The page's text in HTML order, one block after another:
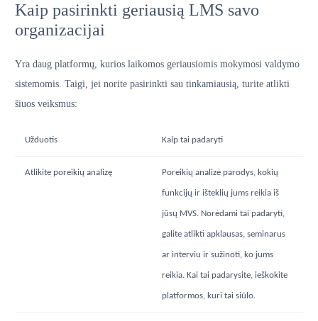
Kaip pasirinkti geriausią LMS savo
organizacijai
Yra daug platformų, kurios laikomos geriausiomis mokymosi valdymo
sistemomis. Taigi, jei norite pasirinkti sau tinkamiausią, turite atlikti
šiuos veiksmus:
Užduotis Kaip tai padaryti
Atlikite poreikių analizę Poreikių analizė parodys, kokių
funkcijų ir išteklių jums reikia iš
jūsų MVS. Norėdami tai padaryti,
galite atlikti apklausas, seminarus
ar interviu ir sužinoti, ko jums
reikia. Kai tai padarysite, ieškokite
platformos, kuri tai siūlo.